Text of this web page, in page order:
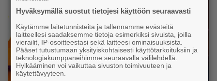
Hyväksymällä suostut tietojesi käyttöön seuraavasti
Käytämme laitetunnisteita ja tallennamme evästeitä
laitteellesi saadaksemme tietoja esimerkiksi sivuista, joilla
vierailit, IP-osoitteestasi sekä laitteesi ominaisuuksista.
Pääset tutustumaan yksityiskohtaisesti käyttötarkoituksiin ja
teknologiakumppaneihimme seuraavalla välilehdellä.
Hylkääminen voi vaikuttaa sivuston toimivuuteen ja
käytettävyyteen.